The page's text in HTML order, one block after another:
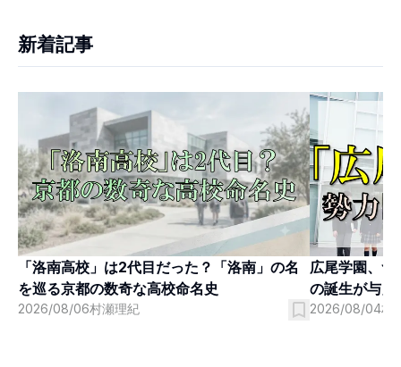
新着記事
「洛南高校」は2代目だった？「洛南」の名
を巡る京都の数奇な高校命名史
2026/08/06村瀬理紀
広尾学園、
の誕生が与え
2026/08/04村